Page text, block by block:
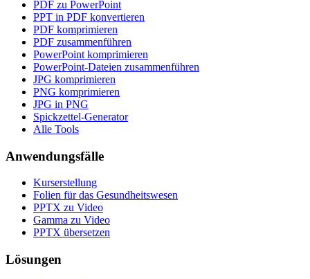
PDF zu PowerPoint
PPT in PDF konvertieren
PDF komprimieren
PDF zusammenführen
PowerPoint komprimieren
PowerPoint-Dateien zusammenführen
JPG komprimieren
PNG komprimieren
JPG in PNG
Spickzettel-Generator
Alle Tools
Anwendungsfälle
Kurserstellung
Folien für das Gesundheitswesen
PPTX zu Video
Gamma zu Video
PPTX übersetzen
Lösungen